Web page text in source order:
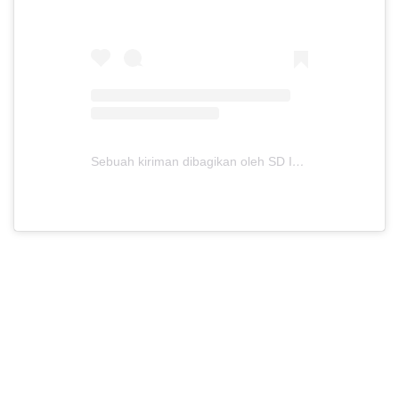
Sebuah kiriman dibagikan oleh SD Islam Anugerah Insani (@sdianugerahinsaniofficial)